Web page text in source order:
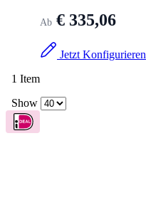
Ab € 335,06
Jetzt Konfigurieren
1 Item
Show